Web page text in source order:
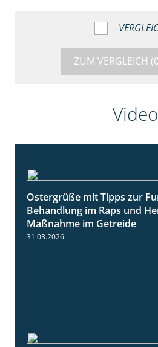
ZUM VERGLEICH
Video
Ostergrüße mit Tipps zur
Behandlung im Raps und
Maßnahme im Getreide
31.03.2026